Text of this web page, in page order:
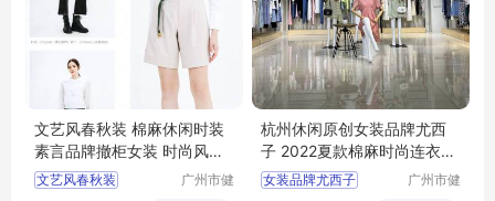
文艺风春秋装 棉麻休闲时装
素言品牌撤柜女装 时尚风衣
连衣裙走份
文艺风春秋装
广州市健
杭州休闲原创女装品牌尤西
子 2022夏款棉麻时尚连衣裙
广州尾货库存
女装品牌尤西子
广州市健